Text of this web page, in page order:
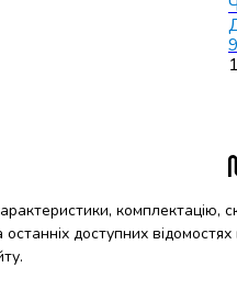
останніх доступних